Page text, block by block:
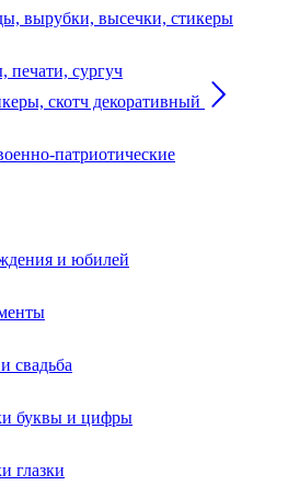
вырубки, высечки, стикеры
сургуч
скотч декоративный
патриотические
и юбилей
свадьба
буквы и цифры
глазки